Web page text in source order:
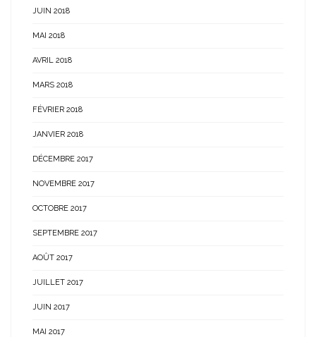
JUIN 2018
MAI 2018
AVRIL 2018
MARS 2018
FÉVRIER 2018
JANVIER 2018
DÉCEMBRE 2017
NOVEMBRE 2017
OCTOBRE 2017
SEPTEMBRE 2017
AOÛT 2017
JUILLET 2017
JUIN 2017
MAI 2017